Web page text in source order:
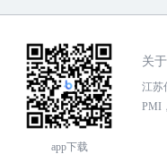
app下载
关
江苏
PMI